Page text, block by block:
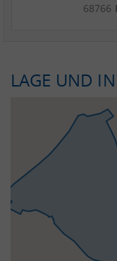
Landkreis
68766
LAGE UND